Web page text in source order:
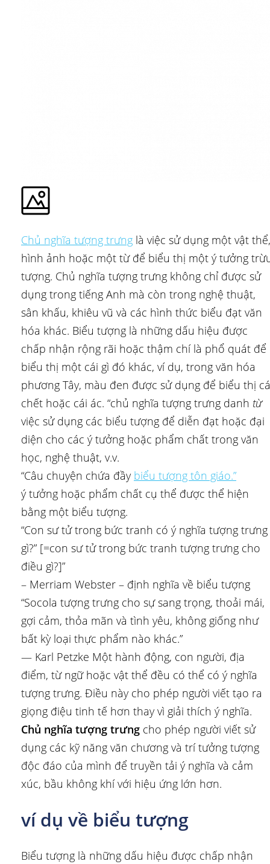
Chủ nghĩa tượng trưng là việc sử dụng một vật thể,
hình ảnh hoặc một từ để biểu thị một ý tưởng
tượng. Chủ nghĩa tượng trưng không chỉ được sử
dụng trong tiếng Anh mà còn trong nghệ thuật,
sân khấu, khiêu vũ và các hình thức biểu đạt văn
hóa khác. Biểu tượng là những dấu hiệu được
chấp nhận rộng rãi hoặc thậm chí là phổ quát để
biểu thị một cái gì đó khác, ví dụ, trong văn hóa
phương Tây, màu đen được sử dụng để biểu thị
chết hoặc cái ác. “chủ nghĩa tượng trưng danh từ
việc sử dụng các biểu tượng để diễn đạt hoặc đại
diện cho các ý tưởng hoặc phẩm chất trong văn
học, nghệ thuật, v.v.
“Câu chuyện chứa đầy biểu tượng tôn giáo.”
ý tưởng hoặc phẩm chất cụ thể được thể hiện
bằng một biểu tượng.
“Con sư tử trong bức tranh có ý nghĩa tượng trưng
gì?” [=con sư tử trong bức tranh tượng trưng cho
điều gì?]”
– Merriam Webster – định nghĩa về biểu tượng
“Socola tượng trưng cho sự sang trọng, thoải mái,
gợi cảm, thỏa mãn và tình yêu, không giống như
bất kỳ loại thực phẩm nào khác.”
― Karl Petzke Một hành động, con người, địa
điểm, từ ngữ hoặc vật thể đều có thể có ý nghĩa
tượng trưng. Điều này cho phép người viết tạo ra
giọng điệu tinh tế hơn thay vì giải thích ý nghĩa.
Chủ nghĩa tượng trưng cho phép người viết sử
dụng các kỹ năng văn chương và trí tưởng tượng
độc đáo của mình để truyền tải ý nghĩa và cảm
xúc, bầu không khí với hiệu ứng lớn hơn.
ví dụ về biểu tượng
Biểu tượng là những dấu hiệu được chấp nhận